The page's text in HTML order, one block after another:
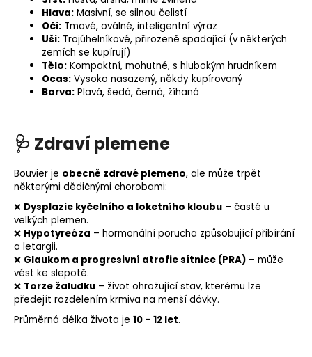
Hlava: Masivní, se silnou čelistí
Oči: Tmavé, oválné, inteligentní výraz
Uši: Trojúhelníkové, přirozeně spadající (v některých
zemích se kupírují)
Tělo: Kompaktní, mohutné, s hlubokým hrudníkem
Ocas: Vysoko nasazený, někdy kupírovaný
Barva: Plavá, šedá, černá, žíhaná
🩺 Zdraví plemene
Bouvier je obecně zdravé plemeno, ale může trpět
některými dědičnými chorobami:
❌ Dysplazie kyčelního a loketního kloubu – časté u
velkých plemen.
❌ Hypotyreóza – hormonální porucha způsobující přibírání
a letargii.
❌ Glaukom a progresivní atrofie sítnice (PRA) – může
vést ke slepotě.
❌ Torze žaludku – život ohrožující stav, kterému lze
předejít rozdělením krmiva na menší dávky.
Průměrná délka života je 10 – 12 let.